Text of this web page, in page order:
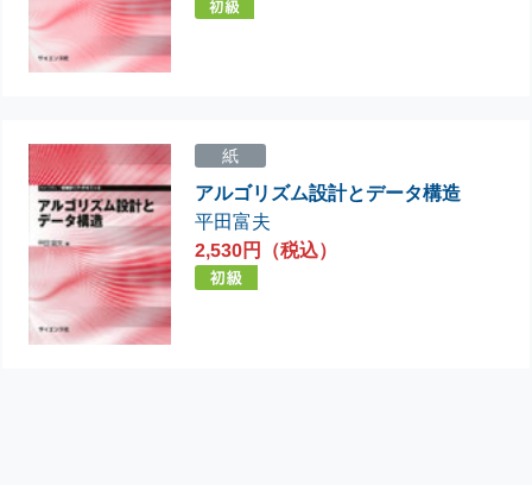
紙
アルゴリズム設計とデータ構造
平田富夫
2,530円（税込）